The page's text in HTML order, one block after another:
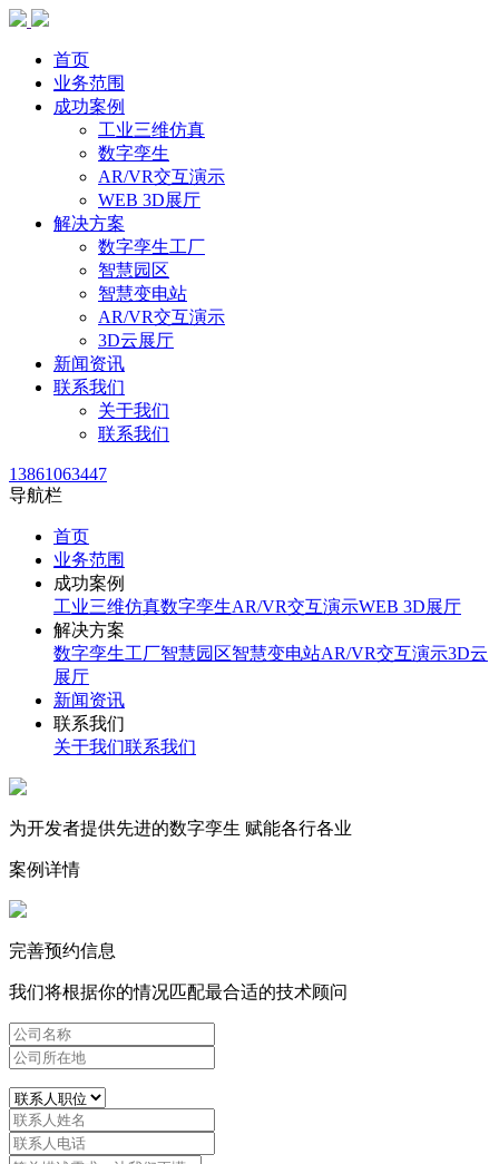
首页
业务范围
成功案例
工业三维仿真
数字孪生
AR/VR交互演示
WEB 3D展厅
解决方案
数字孪生工厂
智慧园区
智慧变电站
AR/VR交互演示
3D云展厅
新闻资讯
联系我们
关于我们
联系我们
13861063447
导航栏
首页
业务范围
成功案例
工业三维仿真数字孪生AR/VR交互演示WEB 3D展厅
解决方案
数字孪生工厂智慧园区智慧变电站AR/VR交互演示3D云
展厅
新闻资讯
联系我们
关于我们联系我们
为开发者提供先进的数字孪生 赋能各行各业
案例详情
完善预约信息
我们将根据你的情况匹配最合适的技术顾问